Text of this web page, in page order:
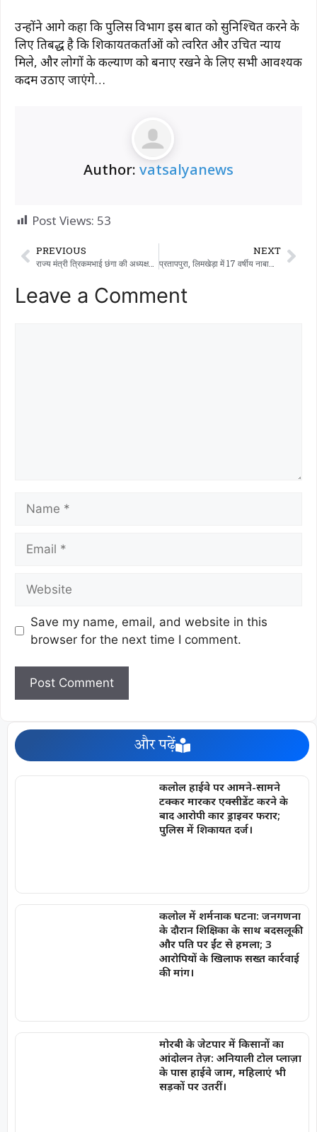
उन्होंने आगे कहा कि पुलिस विभाग इस बात को सुनिश्चित करने के
लिए प्रतिबद्ध है कि शिकायतकर्ताओं को त्वरित और उचित न्याय
मिले, और लोगों के कल्याण को बनाए रखने के लिए सभी आवश्यक
कदम उठाए जाएंगे…
Author: vatsalyanews
Post Views: 53
PREVIOUS
राज्य मंत्री त्रिकमभाई छंगा की अध्यक्षता में गांधीधाम में ‘मिलेट फेस्टिवल’ और ‘प्राकृतिक किसान बाज़ार’ का उद्घाटन किया गया।
NEXT
प्रतापपुरा, लिमखेड़ा में 17 वर्षीय नाबालिग की शादी से पहले ही उसकी ज़िंदगी थम गई।
Leave a Comment
Save my name, email, and website in this
browser for the next time I comment.
और पढ़ें
कलोल हाईवे पर आमने-सामने
टक्कर मारकर एक्सीडेंट करने के
बाद आरोपी कार ड्राइवर फरार;
पुलिस में शिकायत दर्ज।
कलोल में शर्मनाक घटना: जनगणना
के दौरान शिक्षिका के साथ बदसलूकी
और पति पर ईंट से हमला; 3
आरोपियों के खिलाफ सख्त कार्रवाई
की मांग।
मोरबी के जेटपार में किसानों का
आंदोलन तेज़: अनियाली टोल प्लाज़ा
के पास हाईवे जाम, महिलाएं भी
सड़कों पर उतरीं।